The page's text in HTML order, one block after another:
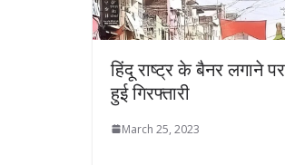
हिंदू राष्ट्र के बैनर लगाने पर
हुई गिरफ्तारी
March 25, 2023